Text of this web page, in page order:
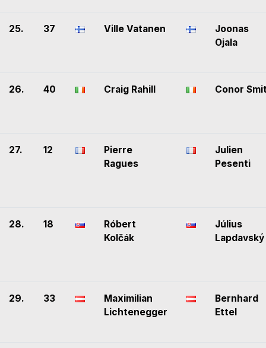
25. 37 Ville Vatanen
Joonas
Ojala
26. 40 Craig Rahill Conor
27. 12
Pierre
Ragues
Julien
Pesenti
28. 18
Róbert
Kolčák
Július
Lapdavský
29. 33
Maximilian
Lichtenegger
Bernhard
Ettel